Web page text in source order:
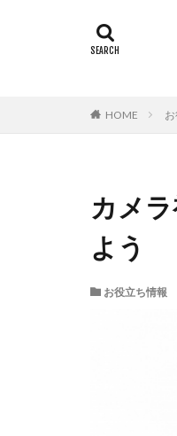
HOME
カメ
よう
お役立ち情報